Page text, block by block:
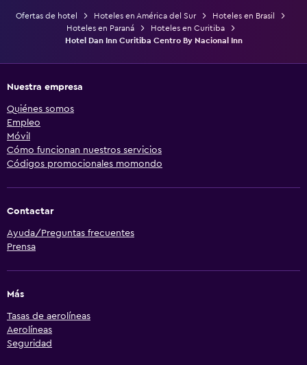
Ofertas de hotel Hoteles en América del Sur
Hoteles en Brasil
Hoteles en Paraná
Hoteles en Curitiba
Hotel Dan Inn Curitiba Centro By Nacional Inn
Nuestra empresa
Quiénes somos
Empleo
Móvil
Cómo funcionan nuestros servicios
Códigos promocionales momondo
Contactar
Ayuda/Preguntas frecuentes
Prensa
Más
Tasas de aerolíneas
Aerolíneas
Seguridad